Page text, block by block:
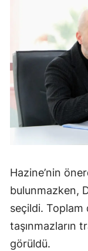
Hazine’nin
bulunmazken,
seçildi. Toplam
taşınmazların
görüldü.